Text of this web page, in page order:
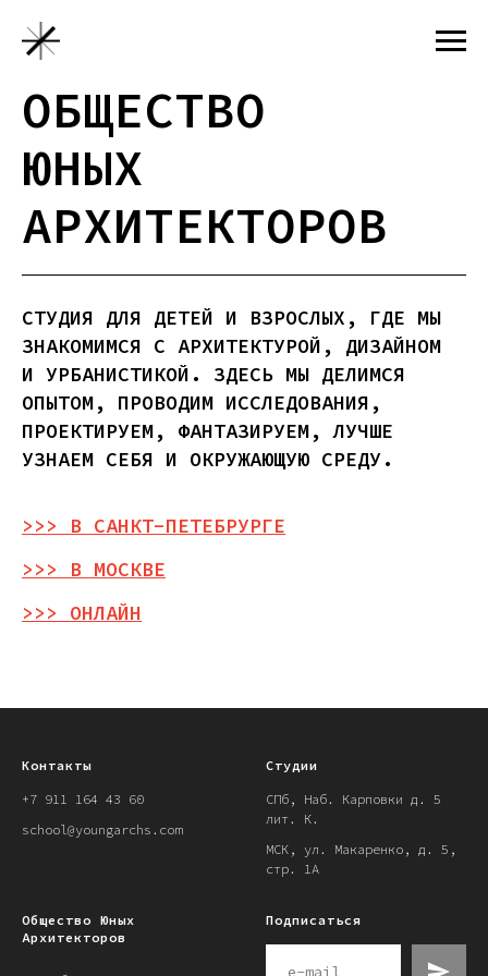
ОБЩЕСТВО
ЮНЫХ
АРХИТЕКТОРОВ
СТУДИЯ ДЛЯ ДЕТЕЙ И ВЗРОСЛЫХ, ГДЕ МЫ
ЗНАКОМИМСЯ С АРХИТЕКТУРОЙ, ДИЗАЙНОМ
И УРБАНИСТИКОЙ. ЗДЕСЬ МЫ ДЕЛИМСЯ
ОПЫТОМ, ПРОВОДИМ ИССЛЕДОВАНИЯ,
ПРОЕКТИРУЕМ, ФАНТАЗИРУЕМ, ЛУЧШЕ
УЗНАЕМ СЕБЯ И ОКРУЖАЮЩУЮ СРЕДУ.
>>> В САНКТ-ПЕТЕБРУРГЕ
>>> В МОСКВЕ
>>> ОНЛАЙН
Контакты
+7 911 164 43 60
school@youngarchs.com
Студии
СПб, Наб. Карповки д. 5
лит. К.
МСК, ул. Макаренко, д. 5,
стр. 1А
Общество Юных
Архитекторов
Подписаться